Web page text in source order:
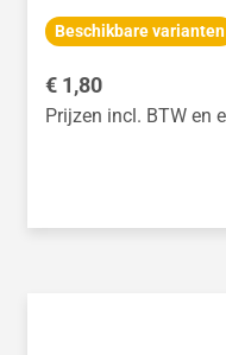
Beschikbare varianten
Normale prijs:
€ 1,80
Prijzen incl. BTW en